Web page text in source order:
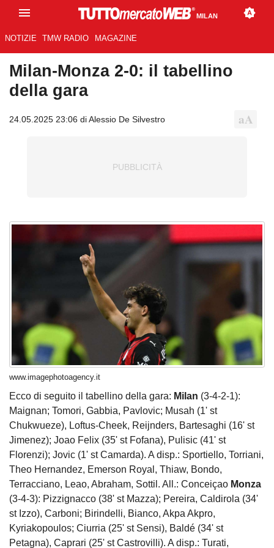
MILAN
NOTIZIE TMW RADIO MAGAZINE
Milan-Monza 2-0: il tabellino
della gara
24.05.2025 23:06 di Alessio De Silvestro
www.imagephotoagency.it
Ecco di seguito il tabellino della gara: Milan (3-4-2-1):
Maignan; Tomori, Gabbia, Pavlovic; Musah (1' st
Chukwueze), Loftus-Cheek, Reijnders, Bartesaghi (16' st
Jimenez); Joao Felix (35' st Fofana), Pulisic (41' st
Florenzi); Jovic (1' st Camarda). A disp.: Sportiello, Torriani,
Theo Hernandez, Emerson Royal, Thiaw, Bondo,
Terracciano, Leao, Abraham, Sottil. All.: Conceiçao Monza
(3-4-3): Pizzignacco (38' st Mazza); Pereira, Caldirola (34'
st Izzo), Carboni; Birindelli, Bianco, Akpa Akpro,
Kyriakopoulos; Ciurria (25' st Sensi), Baldé (34' st
Petagna), Caprari (25' st Castrovilli). A disp.: Turati,